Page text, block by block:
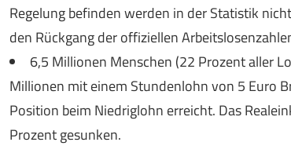
Regelung befinden werden in der Statistik
den Rückgang der offiziellen
6,5 Millionen Menschen (22 Prozent aller
Millionen mit einem Stundenlohn von 5 Euro
Position beim Niedriglohn erreicht. Das
Prozent gesunken.